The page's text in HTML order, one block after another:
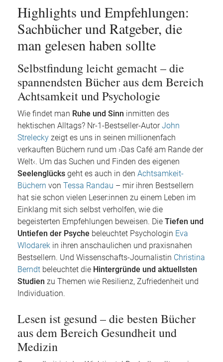
Highlights und Empfehlungen:
Sachbücher und Ratgeber, die
man gelesen haben sollte
Selbstfindung leicht gemacht – die
spannendsten Bücher aus dem Bereich
Achtsamkeit und Psychologie
Wie findet man Ruhe und Sinn inmitten des
hektischen Alltags? Nr-1-Bestseller-AutorJohn
Strelecky zeigt es uns in seinen millionenfach
verkauften Büchern rund um ›Das Café am Rande der
Welt‹. Um das Suchen und Finden des eigenen
Seelenglücks geht es auch in den Achtsamkeit-
Büchern von Tessa Randau – mir ihren Bestsellern
hat sie schon vielen Leser:innen zu einem Leben im
Einklang mit sich selbst verholfen, wie die
begeisterten Empfehlungen beweisen. Die Tiefen und
Untiefen der Psyche beleuchtet Psychologin Eva
Wlodarek in ihren anschaulichen und praxisnahen
Bestsellern. Und Wissenschafts-Journalistin Christina
Berndt beleuchtet die Hintergründe und aktuellsten
Studien zu Themen wie Resilienz, Zufriedenheit und
Individuation.
Lesen ist gesund – die besten Bücher
aus dem Bereich Gesundheit und
Medizin